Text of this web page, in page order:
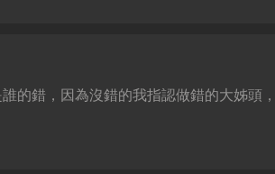
的錯，因為沒錯的我指認做錯的大姊頭